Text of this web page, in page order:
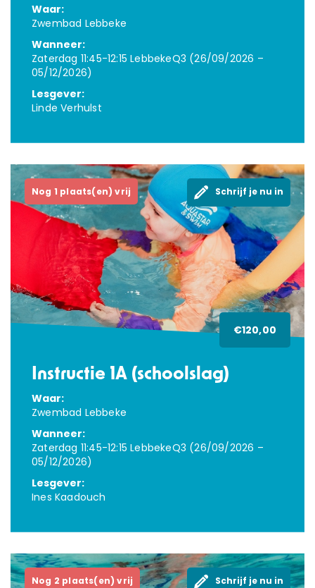
Waar:
Zwembad Lebbeke
Wanneer:
Zaterdag 11:45-12:15 LebbekeQ3 (26/09/2026 –
05/12/2026)
Lesgever:
Linde Verhulst
Nog 1 plaats(en) vrij Schrijf je nu in
€120,00
Instructie 1A (schoolslag)
Waar:
Zwembad Lebbeke
Wanneer:
Zaterdag 11:45-12:15 LebbekeQ3 (26/09/2026 –
05/12/2026)
Lesgever:
Ines Kaadouch
Nog 2 plaats(en) vrij Schrijf je nu in